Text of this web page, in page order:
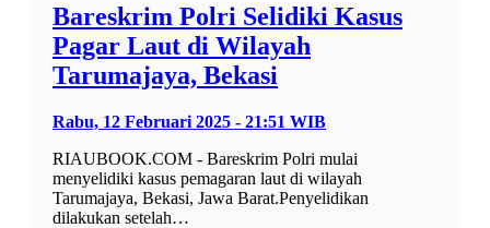
Bareskrim Polri Selidiki Kasus
Pagar Laut di Wilayah
Tarumajaya, Bekasi
Rabu, 12 Februari 2025 - 21:51 WIB
RIAUBOOK.COM - Bareskrim Polri mulai
menyelidiki kasus pemagaran laut di wilayah
Tarumajaya, Bekasi, Jawa Barat.Penyelidikan
dilakukan setelah…